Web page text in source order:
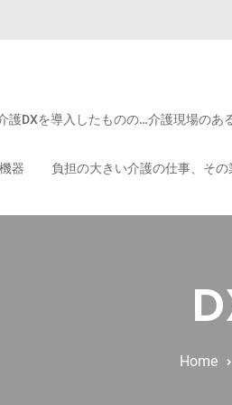
護DXを導入したものの…介護現場のあ
器 負担の大きい介護の仕事、そ
Home